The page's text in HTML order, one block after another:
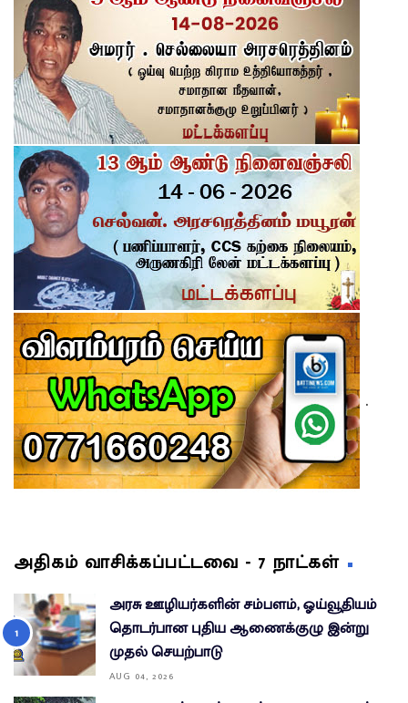
.
அதிகம் வாசிக்கப்பட்டவை - 7 நாட்கள்
அரசு ஊழியர்களின் சம்பளம், ஓய்வூதியம்
தொடர்பான புதிய ஆணைக்குழு இன்று
முதல் செயற்பாடு
AUG 04, 2026